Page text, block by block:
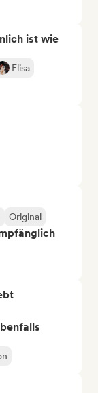
ist wie
Elisa
Original